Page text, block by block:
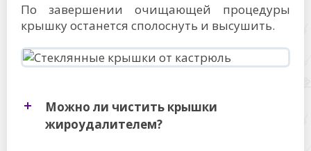
По завершении очищающей процедуры
крышку останется сполоснуть и высушить.
Можно ли чистить крышки
жироудалителем?